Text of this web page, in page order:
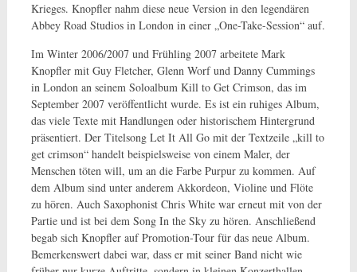
Krieges. Knopfler nahm diese neue Version in den legendären
Abbey Road Studios in London in einer „One-Take-Session“ auf.
Im Winter 2006/2007 und Frühling 2007 arbeitete Mark
Knopfler mit Guy Fletcher, Glenn Worf und Danny Cummings
in London an seinem Soloalbum Kill to Get Crimson, das im
September 2007 veröffentlicht wurde. Es ist ein ruhiges Album,
das viele Texte mit Handlungen oder historischem Hintergrund
präsentiert. Der Titelsong Let It All Go mit der Textzeile „kill to
get crimson“ handelt beispielsweise von einem Maler, der
Menschen töten will, um an die Farbe Purpur zu kommen. Auf
dem Album sind unter anderem Akkordeon, Violine und Flöte
zu hören. Auch Saxophonist Chris White war erneut mit von der
Partie und ist bei dem Song In the Sky zu hören. Anschließend
begab sich Knopfler auf Promotion-Tour für das neue Album.
Bemerkenswert dabei war, dass er mit seiner Band nicht wie